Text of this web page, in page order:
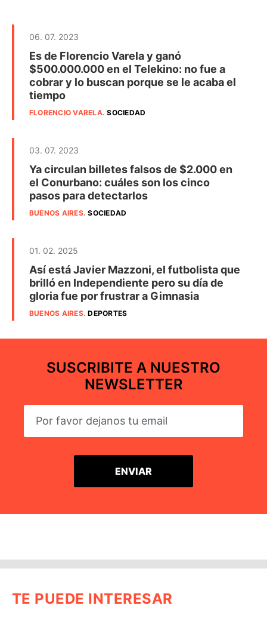
06. 07. 2023
Es de Florencio Varela y ganó
$500.000.000 en el Telekino: no fue a
cobrar y lo buscan porque se le acaba el
tiempo
FLORENCIO VARELA.SOCIEDAD
03. 07. 2023
Ya circulan billetes falsos de $2.000 en
el Conurbano: cuáles son los cinco
pasos para detectarlos
BUENOS AIRES.SOCIEDAD
01. 02. 2025
Así está Javier Mazzoni, el futbolista que
brilló en Independiente pero su día de
gloria fue por frustrar a Gimnasia
BUENOS AIRES.DEPORTES
SUSCRIBITE A NUESTRO
NEWSLETTER
TE PUEDE INTERESAR